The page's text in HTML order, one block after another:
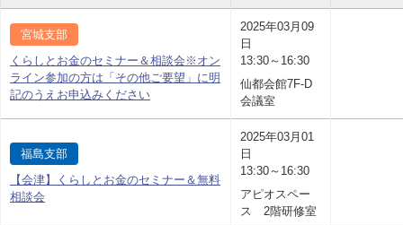
宮城支部
くらしとお金のセミナー＆相談会※オン
ライン参加の方は「その他ご要望」に明
記のうえお申込みください
2025年03月09
日
13:30～16:30
仙都会館7F-D
会議室
福島支部
【会津】くらしとお金のセミナー＆無料
相談会
2025年03月01
日
13:30～16:30
アピオスペー
ス 2階研修室